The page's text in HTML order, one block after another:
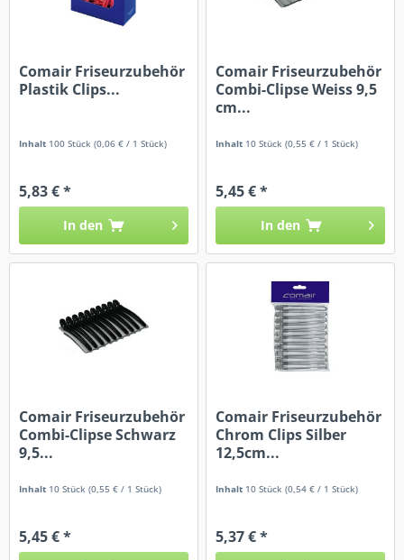
Comair Friseurzubehör
Plastik Clips...
Inhalt 100 Stück(0,06 € / 1 Stück)
5,83 € *
In den
Comair Friseurzubehör
Combi-Clipse Weiss 9,5
cm...
Inhalt 10 Stück(0,55 € / 1 Stück)
5,45 € *
In den
Comair Friseurzubehör
Combi-Clipse Schwarz
9,5...
Inhalt 10 Stück(0,55 € / 1 Stück)
5,45 € *
Comair Friseurzubehör
Chrom Clips Silber
12,5cm...
Inhalt 10 Stück(0,54 € / 1 Stück)
5,37 € *